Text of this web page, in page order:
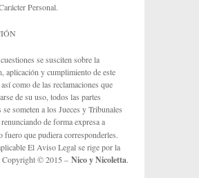
Personal.
se susciten sobre la
aplicación y cumplimiento de este
como de las reclamaciones que
de su uso, todos las partes
someten a los Jueces y Tribunales
renunciando de forma expresa a
fuero que pudiera corresponderles.
El Aviso Legal se rige por la
Copyright © 2015 – Nico y Nicoletta.